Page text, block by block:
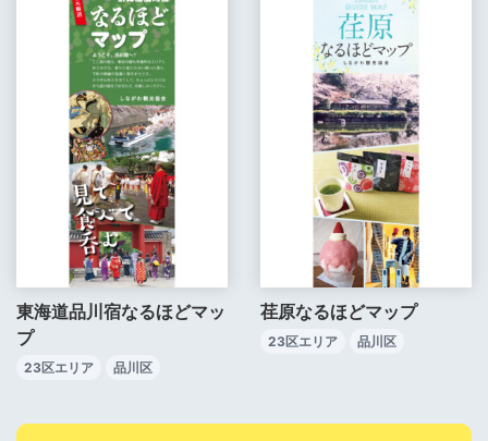
東海道品川宿なるほどマッ
プ
23区エリア 品川区
荏原なるほどマップ
23区エリア 品川区